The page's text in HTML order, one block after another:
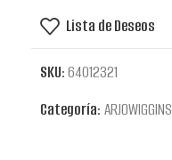
Lista de Deseos
SKU:64012321
Categoría: ARJOWIGGINS